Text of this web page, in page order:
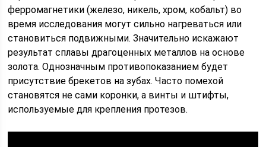
ферромагнетики (железо, никель, хром, кобальт) во
время исследования могут сильно нагреваться или
становиться подвижными. Значительно искажают
результат сплавы драгоценных металлов на основе
золота. Однозначным противопоказанием будет
присутствие брекетов на зубах. Часто помехой
становятся не сами коронки, а винты и штифты,
используемые для крепления протезов.